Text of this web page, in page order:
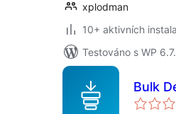
xplodman
10+ aktivních
Testováno s WP
Bulk